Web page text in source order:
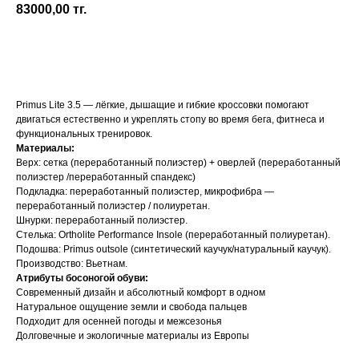
83000,00 тг.
Primus Lite 3.5 — лёгкие, дышащие и гибкие кроссовки помогают
двигаться естественно и укреплять стопу во время бега, фитнеса и
функциональных тренировок.
Материалы:
Верх: сетка (переработанный полиэстер) + оверлей (переработанный
полиэстер /переработанный спандекс)
Подкладка: переработанный полиэстер, микрофибра —
переработанный полиэстер / полиуретан.
Шнурки: переработанный полиэстер.
Стелька: Ortholite Performance Insole (переработанный полиуретан).
Подошва: Primus outsole (синтетический каучук/натуральный каучук).
Производство: Вьетнам.
Атрибуты босоногой обуви:
Современный дизайн и абсолютный комфорт в одном
Натуральное ощущение земли и свобода пальцев
Подходит для осенней погоды и межсезонья
Долговечные и экологичные материалы из Европы